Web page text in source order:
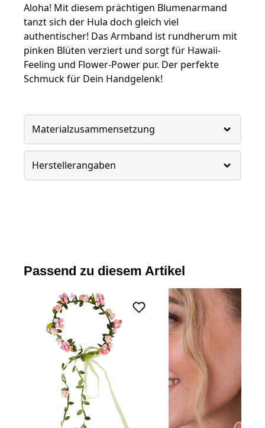
Aloha! Mit diesem prächtigen Blumenarmand
tanzt sich der Hula doch gleich viel
authentischer! Das Armband ist rundherum mit
pinken Blüten verziert und sorgt für Hawaii-
Feeling und Flower-Power pur. Der perfekte
Schmuck für Dein Handgelenk!
Materialzusammensetzung
Herstellerangaben
Passend zu diesem Artikel